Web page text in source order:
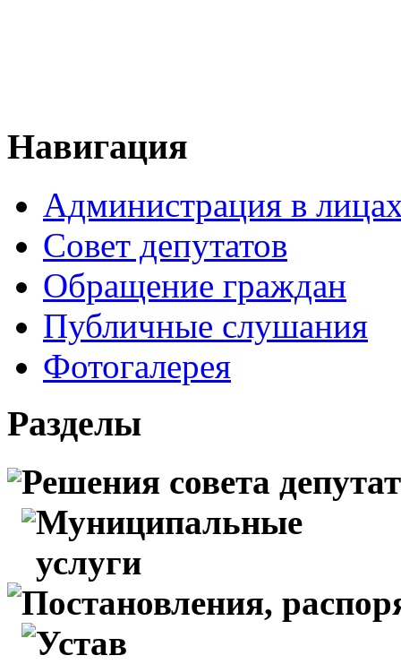
Навигация
Администрация в
Совет депутатов
Обращение граждан
Публичные слушания
Фотогалерея
Разделы
Решения совета
Муниципальные
услуги
Постановления,
Устав